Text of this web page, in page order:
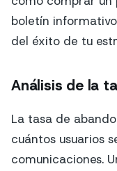
boletín
del éxito de tu
Análisis de la
La tasa de
cuántos usuarios
comunicaciones.